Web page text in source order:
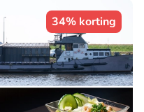
34% korting